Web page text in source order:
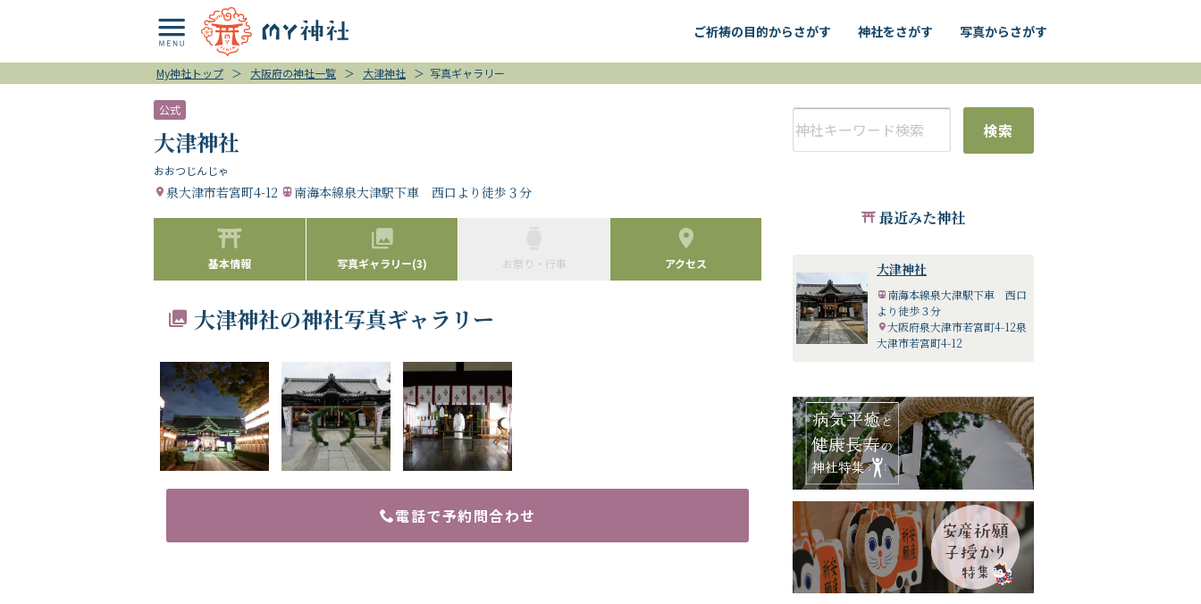
ご祈祷の目的からさがす 神社をさがす 写真からさがす
My神社トップ ＞ 大阪府の神社一覧 ＞ 大津神社 ＞ 写真ギャラリー
公式
大津神社
おおつじんじゃ
泉大津市若宮町4-12 南海本線泉大津駅下車 西口より徒歩３分
基本情報 写真ギャラリー(3) お祭り・行事 アクセス
大津神社の神社写真ギャラリー
電話で予約問合わせ
検索
最近みた神社
大津神社
南海本線泉大津駅下車 西口
より徒歩３分
大阪府泉大津市若宮町4-12泉
大津市若宮町4-12